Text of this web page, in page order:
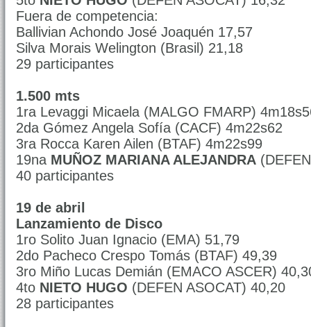
Fuera de competencia:
Ballivian Achondo José Joaquén 17,57
Silva Morais Welington (Brasil) 21,18
29 participantes
1.500 mts
1ra Levaggi Micaela (MALGO FMARP)
2da Gómez Angela Sofía (CACF) 4m22s62
3ra Rocca Karen Ailen (BTAF) 4m22s99
19na MUÑOZ MARIANA ALEJANDRA
40 participantes
19 de abril
Lanzamiento de Disco
1ro Solito Juan Ignacio (EMA) 51,79
2do Pacheco Crespo Tomás (BTAF) 49,39
3ro Miño Lucas Demián (EMACO ASCER)
4to NIETO HUGO (DEFEN ASOCAT) 40,20
28 participantes